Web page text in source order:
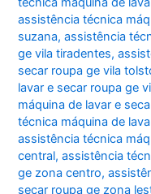
assistência técnica
suzana,assistência
ge vila tiradentes,
secar roupa ge vila
lavar e secar roupa ge
máquina de lavar e
técnica máquina de
assistência técnica
central,assistência
ge zona centro,
secar roupa ge zona